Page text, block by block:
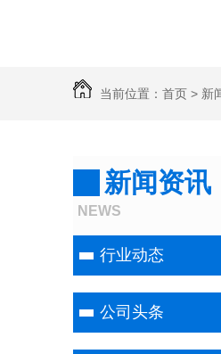
当前位置： 首页 > 新
新闻资讯
NEWS
行业动态
公司头条